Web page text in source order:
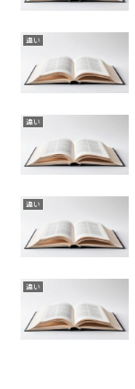
違い
違い
違い
違い